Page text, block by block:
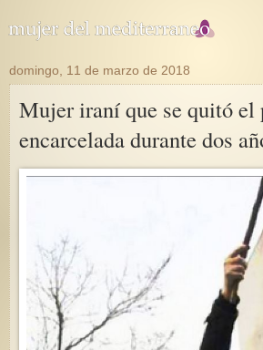
domingo, 11 de marzo de 2018
Mujer iraní que se quitó el
encarcelada durante dos